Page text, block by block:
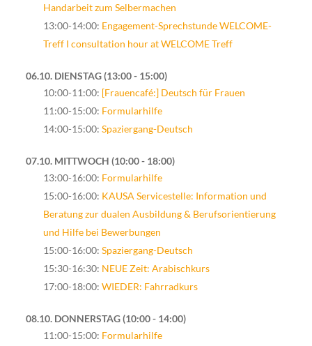
Handarbeit zum Selbermachen
13:00-14:00: Engagement-Sprechstunde WELCOME-
Treff I consultation hour at WELCOME Treff
06.10. DIENSTAG 13:00 - 15:00
10:00-11:00: [Frauencafé:] Deutsch für Frauen
11:00-15:00: Formularhilfe
14:00-15:00: Spaziergang-Deutsch
07.10. MITTWOCH 10:00 - 18:00
13:00-16:00: Formularhilfe
15:00-16:00: KAUSA Servicestelle: Information und
Beratung zur dualen Ausbildung & Berufsorientierung
und Hilfe bei Bewerbungen
15:00-16:00: Spaziergang-Deutsch
15:30-16:30: NEUE Zeit: Arabischkurs
17:00-18:00: WIEDER: Fahrradkurs
08.10. DONNERSTAG 10:00 - 14:00
11:00-15:00: Formularhilfe